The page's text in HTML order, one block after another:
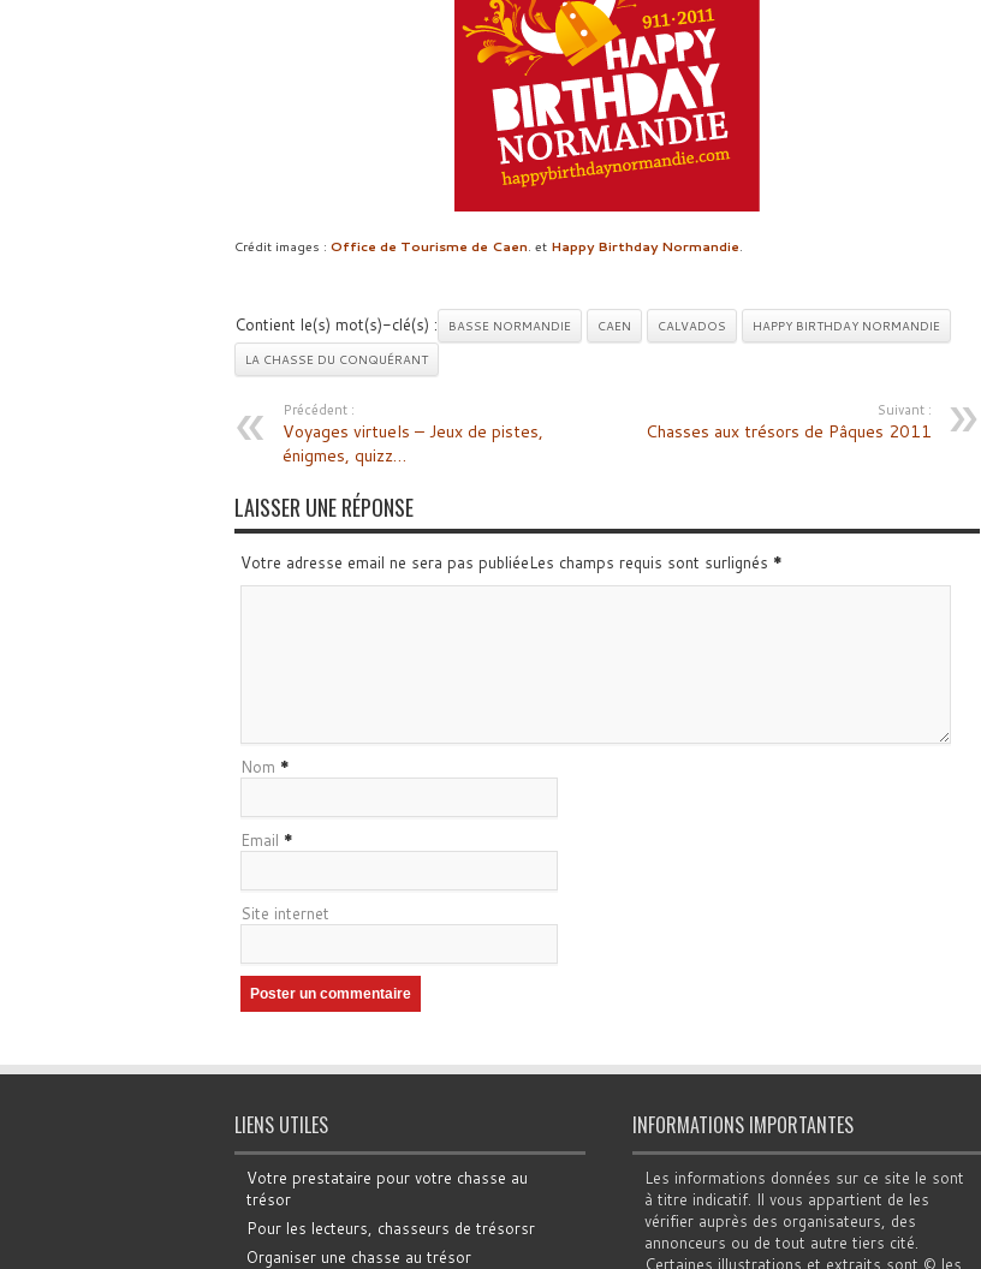
Crédit images : Office de Tourisme de Caen. et Happy Birthday Normandie.
Contient le(s) mot(s)-clé(s) : BASSE NORMANDIE CAEN CALVADOS
HAPPY BIRTHDAY NORMANDIE
LA CHASSE DU CONQUÉRANT
Précédent :
Voyages virtuels – Jeux de pistes,
énigmes, quizz…
Suivant :
Chasses aux trésors de Pâques 2011
LAISSER UNE RÉPONSE
Votre adresse email ne sera pas publiéeLes champs requis sont surlignés *
Nom *
Email *
Site internet
LIENS UTILES
Votre prestataire pour votre chasse au
trésor
Pour les lecteurs, chasseurs de trésorsr
Organiser une chasse au trésor
INFORMATIONS IMPORTANTES
Les informations données sur ce site le sont
à titre indicatif. Il vous appartient de les
vérifier auprès des organisateurs, des
annonceurs ou de tout autre tiers cité.
Certaines illustrations et extraits sont © les